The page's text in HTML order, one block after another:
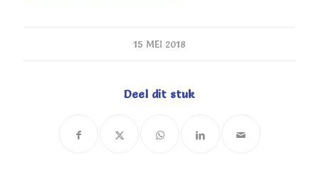
15 MEI 2018
Deel dit stuk